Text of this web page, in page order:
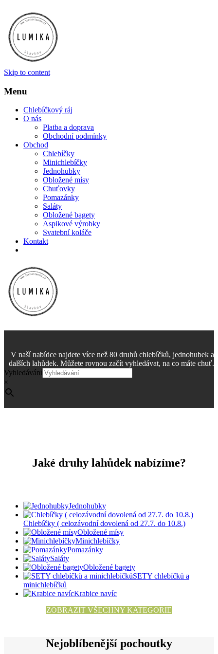
Skip to content
Menu
Chlebíčkový ráj
O nás
Platba a doprava
Obchodní podmínky
Obchod
Chlebíčky
Minichlebíčky
Jednohubky
Obložené mísy
Chuťovky
Pomazánky
Saláty
Obložené bagety
Aspikové výrobky
Svatební koláče
Kontakt
V naší nabídce najdete více než 80 druhů chlebíčků, jednohubek a
dalších lahůdek. Můžete rovnou začít vyhledávat, na co máte chuť.
Vyhledávání
×
Jaké druhy lahůdek nabízíme?
Jednohubky
Chlebíčky ( celozávodní dovolená od 27.7. do 10.8.)
Obložené mísy
Minichlebíčky
Pomazánky
Saláty
Obložené bagety
SETY chlebíčků a
minichlebíčků
Krabice navíc
ZOBRAZIT VŠECHNY KATEGORIE
Nejoblíbenější pochoutky